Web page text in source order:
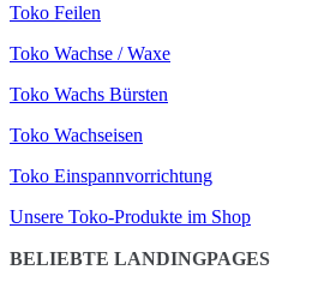
Toko Feilen
Toko Wachse / Waxe
Toko Wachs Bürsten
Toko Wachseisen
Toko Einspannvorrichtung
Unsere Toko-Produkte im Shop
BELIEBTE LANDINGPAGES